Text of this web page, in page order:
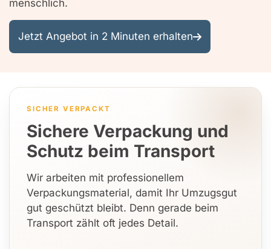
menschlich.
Jetzt Angebot in 2 Minuten erhalten
SICHER VERPACKT
Sichere Verpackung und
Schutz beim Transport
Wir arbeiten mit professionellem
Verpackungsmaterial, damit Ihr Umzugsgut
gut geschützt bleibt. Denn gerade beim
Transport zählt oft jedes Detail.